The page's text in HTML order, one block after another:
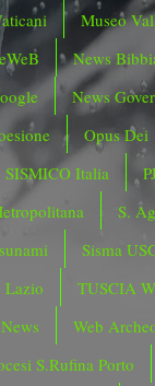
Museo
News
News
Opus Dei
SISMICO Italia
S.
Sisma
Lazio
TUSCIA
Web
S.Rufina Porto